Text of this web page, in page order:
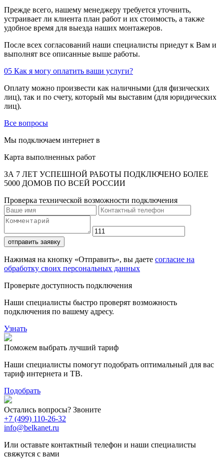
Прежде всего, нашему менеджеру требуется уточнить,
устраивает ли клиента план работ и их стоимость, а также
удобное время для выезда наших монтажеров.
После всех согласований наши специалисты приедут к Вам и
выполнят все описанные выше работы.
05 Как я могу оплатить ваши услуги?
Оплату можно произвести как наличными (для физических
лиц), так и по счету, который мы выставим (для юридических
лиц).
Все вопросы
Мы подключаем интернет в
Карта выполненных работ
ЗА 7 ЛЕТ УСПЕШНОЙ РАБОТЫ ПОДКЛЮЧЕНО БОЛЕЕ
5000 ДОМОВ ПО ВСЕЙ РОССИИ
Проверка технической возможности подключения
отправить заявку
Нажимая на кнопку «Отправить», вы даете согласие на
обработку своих персональных данных
Проверьте доступность подключения
Наши специалисты быстро проверят возможность
подключения по вашему адресу.
Узнать
Поможем выбрать лучший тариф
Наши специалисты помогут подобрать оптимальный для вас
тариф интернета и ТВ.
Подобрать
Остались вопросы? Звоните
+7 (499) 110-26-32
info@belkanet.ru
Или оставьте контактный телефон и наши специалисты
свяжутся с вами